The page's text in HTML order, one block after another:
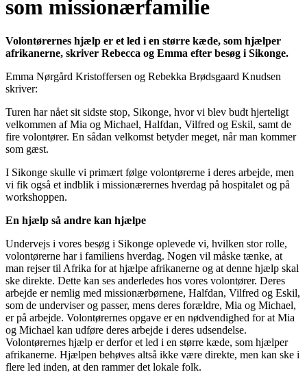
som missionærfamilie
Volontørernes hjælp er et led i en større kæde, som hjælper
afrikanerne, skriver Rebecca og Emma efter besøg i Sikonge.
Emma Nørgård Kristoffersen og Rebekka Brødsgaard Knudsen
skriver:
Turen har nået sit sidste stop, Sikonge, hvor vi blev budt hjerteligt
velkommen af Mia og Michael, Halfdan, Vilfred og Eskil, samt de
fire volontører. En sådan velkomst betyder meget, når man kommer
som gæst.
I Sikonge skulle vi primært følge volontørerne i deres arbejde, men
vi fik også et indblik i missionærernes hverdag på hospitalet og på
workshoppen.
En hjælp så andre kan hjælpe
Undervejs i vores besøg i Sikonge oplevede vi, hvilken stor rolle,
volontørerne har i familiens hverdag. Nogen vil måske tænke, at
man rejser til Afrika for at hjælpe afrikanerne og at denne hjælp skal
ske direkte. Dette kan ses anderledes hos vores volontører. Deres
arbejde er nemlig med missionærbørnene, Halfdan, Vilfred og Eskil,
som de underviser og passer, mens deres forældre, Mia og Michael,
er på arbejde. Volontørernes opgave er en nødvendighed for at Mia
og Michael kan udføre deres arbejde i deres udsendelse.
Volontørernes hjælp er derfor et led i en større kæde, som hjælper
afrikanerne. Hjælpen behøves altså ikke være direkte, men kan ske i
flere led inden, at den rammer det lokale folk.